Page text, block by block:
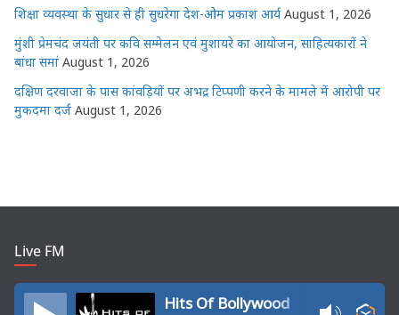
शिक्षा व्यवस्था के सुधार से ही सुधरेगा देश-ओम प्रकाश आर्य August 1, 2026
मुंशी प्रेमचंद जयंती पर कवि सम्मेलन एवं मुशायरे का आयोजन, साहित्यकारों ने
बांधा समां August 1, 2026
दक्षिण दरवाजा के पास कांवड़ियों पर अभद्र टिप्पणी करने के मामले में आरोपी पर
मुकदमा दर्ज August 1, 2026
Live FM
Hits Of Bollywood